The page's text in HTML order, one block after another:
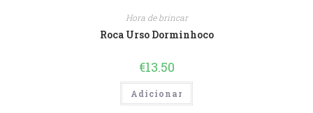
Hora de brincar
Roca Urso Dorminhoco
€13.50
Adicionar